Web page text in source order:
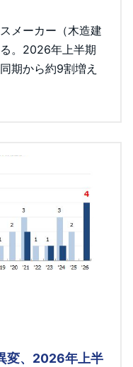
メーカー（木造建
。2026年上半期
期から約9割増え
変、2026年上半